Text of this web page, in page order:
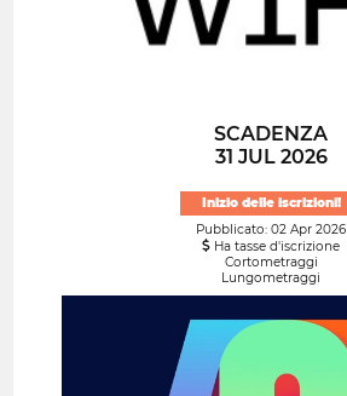
SCADENZA
31 JUL 2026
Inizio delle iscrizioni!
Pubblicato: 02 Apr 2026
Ha tasse d'iscrizione
Cortometraggi
Lungometraggi